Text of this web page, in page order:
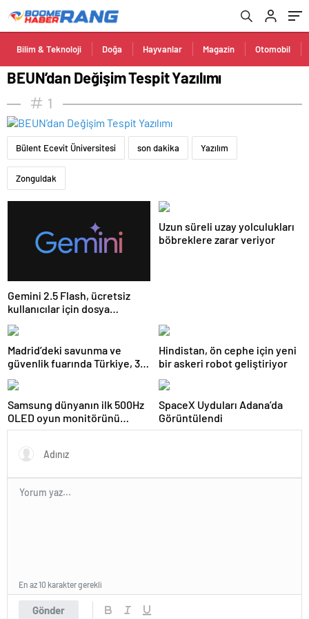
Bilim & Teknoloji Doğa Hayvanlar Magazin Otomobil
BEUN’dan Değişim Tespit Yazılımı
1
Bülent Ecevit Üniversitesi son dakika Yazılım
Zonguldak
Gemini 2.5 Flash, ücretsiz
kullanıcılar için dosya
yüklemeyi devre dışı
bırakıyor
Uzun süreli uzay yolculukları
böbreklere zarar veriyor
Madrid’deki savunma ve
güvenlik fuarında Türkiye, 32
firmayla ilgi odağı
Hindistan, ön cephe için yeni
bir askeri robot geliştiriyor
Samsung dünyanın ilk 500Hz
OLED oyun monitörünü
piyasaya sürdü
SpaceX Uyduları Adana’da
Görüntülendi
Gönder
En az 10 karakter gerekli